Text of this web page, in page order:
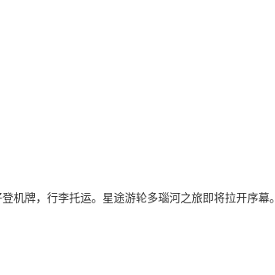
机牌，行李托运。星途游轮多瑙河之旅即将拉开序幕。